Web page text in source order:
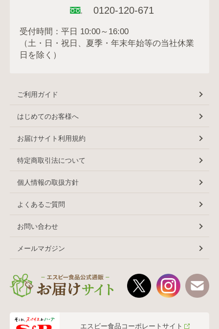
0120-120-671
受付時間：平日 10:00～16:00
（土・日・祝日、夏季・年末年始等の当社休業
日を除く）
ご利用ガイド
はじめてのお客様へ
お届けサイト利用規約
特定商取引法について
個人情報の取扱方針
よくあるご質問
お問い合わせ
メールマガジン
エスビー食品コーポレートサイト